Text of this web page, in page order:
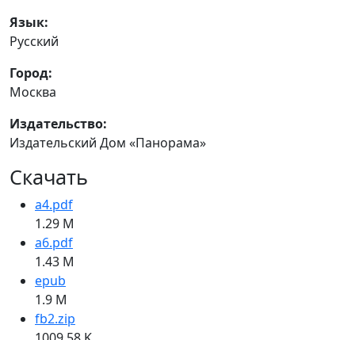
Язык:
Русский
Город:
Москва
Издательство:
Издательский Дом «Панорама»
Скачать
a4.pdf
1.29 M
a6.pdf
1.43 M
epub
1.9 M
fb2.zip